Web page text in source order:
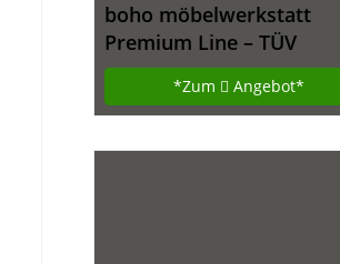
boho möbelwerkstatt
Premium Line – TÜV
geprüfter, elektrisch
stufenlos
höhenverstellbarer
Schreibtisch in Schwarz
*Zum Angebot*